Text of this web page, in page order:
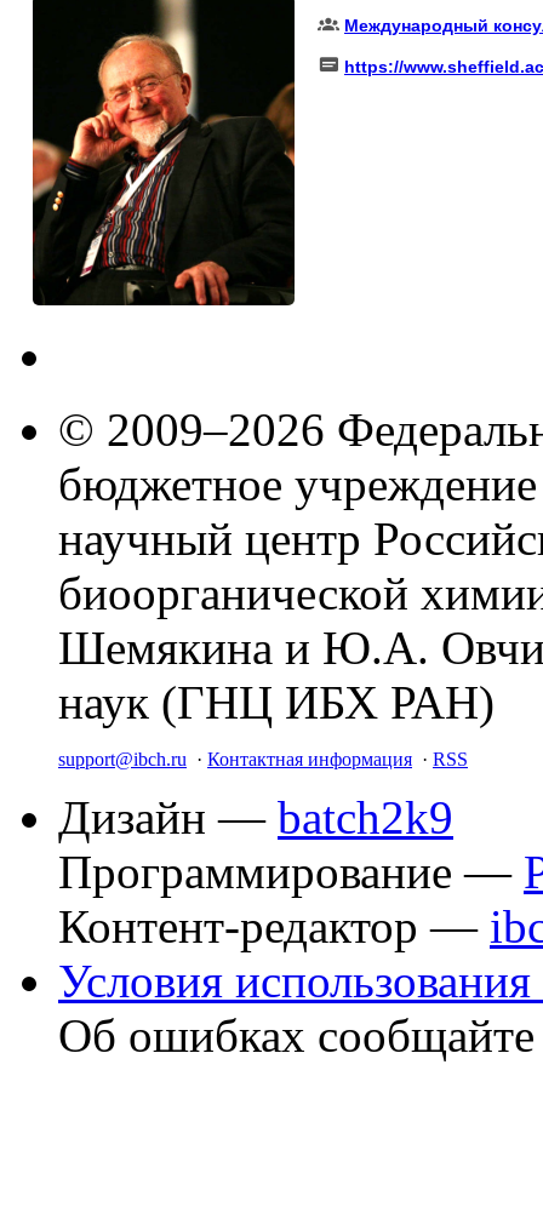
Международный
https://
© 2009–2026
бюджетное
научный центр
биоорганической
Шемякина и Ю.А.
наук (ГНЦ ИБХ РАН)
support@ibch.ru · Контактная информация · RSS
Дизайн — batch2k9
Программирование —
Контент-редактор —
Условия использования
Об ошибках